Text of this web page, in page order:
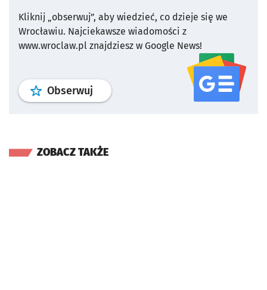
Kliknij „obserwuj”, aby wiedzieć, co dzieje się we
Wrocławiu. Najciekawsze wiadomości z
www.wroclaw.pl znajdziesz w Google News!
Obserwuj profil serwisu
ZOBACZ TAKŻE